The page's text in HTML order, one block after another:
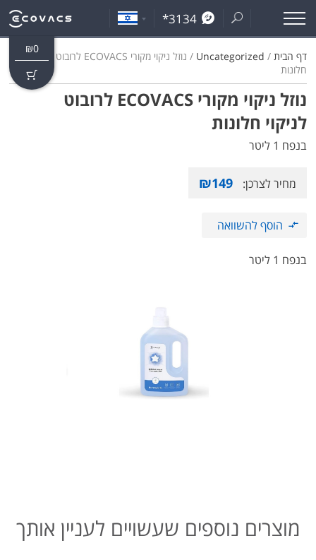
*3134
₪0
נוזל ניקוי מקורי ECOVACS לרובוט
לניקוי חלונות
דף הבית /
Uncategorized
/ נוזל ניקוי מקורי ECOVACS לרובוט לניקוי
חלונות
בנפח 1 ליטר
מחיר לצרכן: ₪149
הוסף להשוואה
בנפח 1 ליטר
מוצרים נוספים שעשויים לעניין אותך